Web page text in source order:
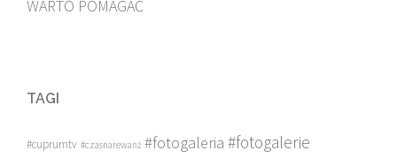
WARTO POMAGAĆ
TAGI
#cuprumtv #czasnarewanż #fotogaleria #fotogalerie